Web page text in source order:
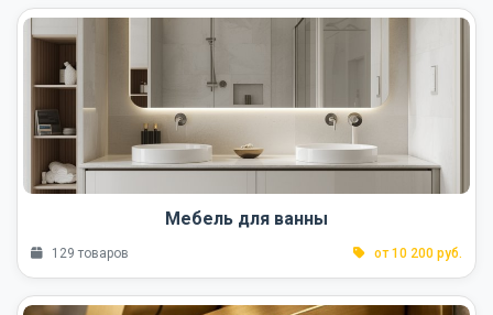
Мебель для ванны
129 товаров от 10 200 руб.